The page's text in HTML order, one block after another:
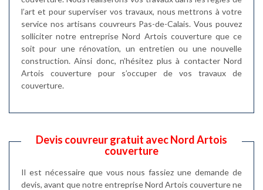
l’art et pour superviser vos travaux, nous mettrons à votre
service nos artisans couvreurs Pas-de-Calais. Vous pouvez
solliciter notre entreprise Nord Artois couverture que ce
soit pour une rénovation, un entretien ou une nouvelle
construction. Ainsi donc, n’hésitez plus à contacter Nord
Artois couverture pour s’occuper de vos travaux de
couverture.
Devis couvreur gratuit avec Nord Artois
couverture
Il est nécessaire que vous nous fassiez une demande de
devis, avant que notre entreprise Nord Artois couverture ne